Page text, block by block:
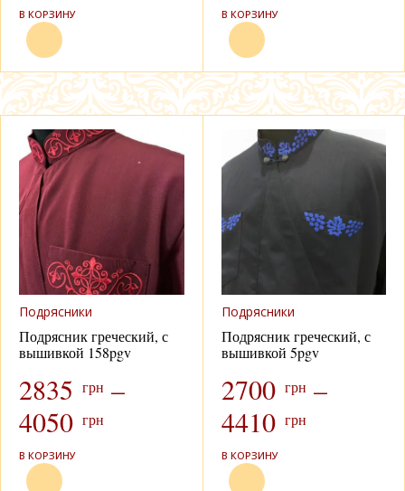
В КОРЗИНУ В КОРЗИНУ
Подрясники
Подрясник греческий, с
вышивкой 158pgv
2835 грн –
4050 грн
В КОРЗИНУ
Подрясники
Подрясник греческий, с
вышивкой 5pgv
2700 грн –
4410 грн
В КОРЗИНУ